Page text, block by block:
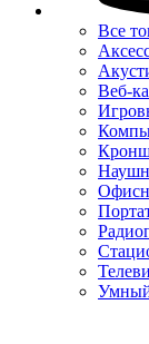
Все
Веб-